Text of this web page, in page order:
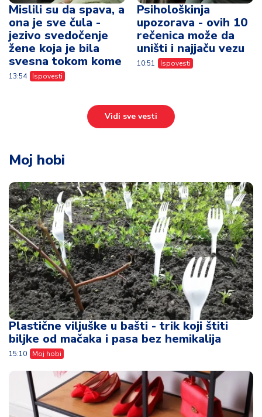
Mislili su da spava, a
ona je sve čula -
jezivo svedočenje
žene koja je bila
svesna tokom kome
13:54 Ispovesti
Psihološkinja
upozorava - ovih 10
rečenica može da
uništi i najjaču vezu
10:51 Ispovesti
Vidi sve vesti
Moj hobi
Plastične viljuške u bašti - trik koji štiti
biljke od mačaka i pasa bez hemikalija
15:10 Moj hobi